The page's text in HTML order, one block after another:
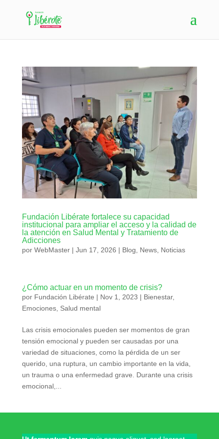
Fundación Libérate fortalece su capacidad
institucional para ampliar el acceso y la calidad de
la atención en Salud Mental y Tratamiento de
Adicciones
por WebMaster| Jun 17, 2026 | Blog News, Noticias
¿Cómo actuar en un momento de crisis?
por Fundación Libérate | Nov 1, 2023 | Bienestar,
Emociones, Salud mental
Las crisis emocionales pueden ser momentos de gran
tensión emocional y pueden ser causadas por una
variedad de situaciones, como la pérdida de un ser
querido, una ruptura, un cambio importante en la vida,
un trauma o una enfermedad grave. Durante una crisis
emocional,...